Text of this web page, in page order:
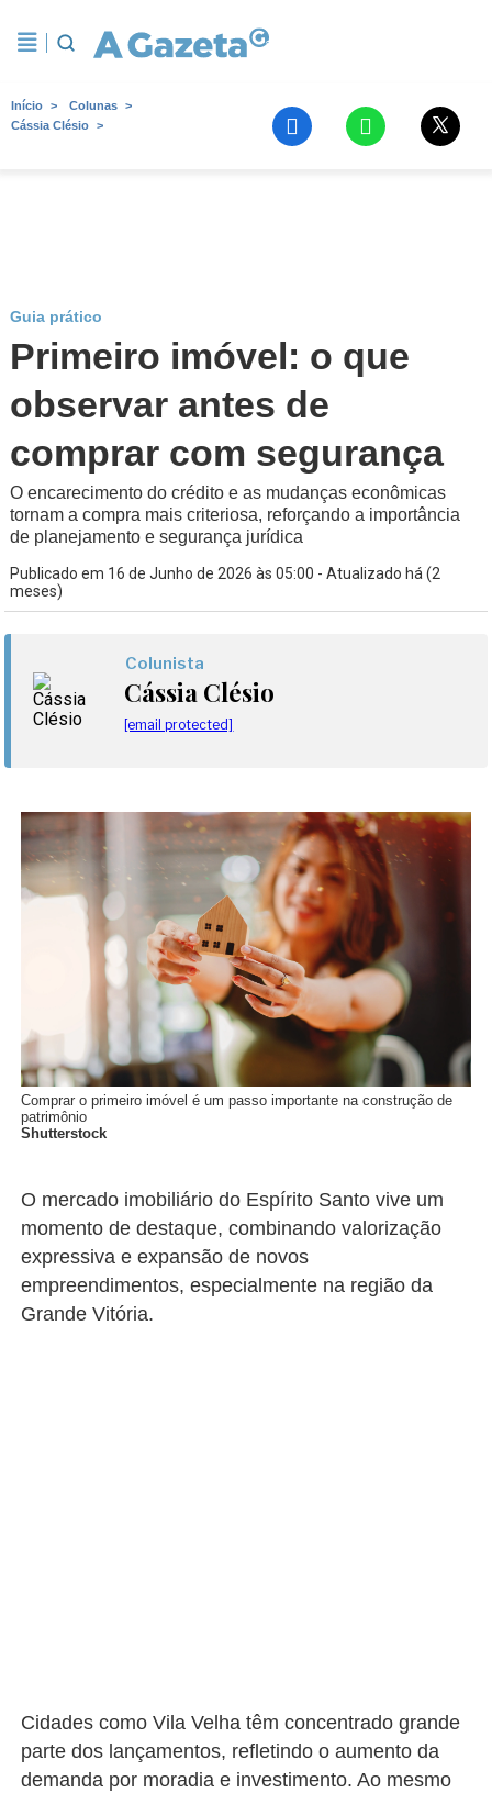
Início
Colunas
Cássia Clésio
Guia prático
Primeiro imóvel: o que
observar antes de
comprar com segurança
O encarecimento do crédito e as mudanças econômicas
tornam a compra mais criteriosa, reforçando a importância
de planejamento e segurança jurídica
Publicado em 16 de Junho de 2026 às 05:00 - Atualizado há (2
meses)
Colunista
Cássia Clésio
[email protected]
Comprar o primeiro imóvel é um passo importante na construção de
patrimônio
Shutterstock
O mercado imobiliário do Espírito Santo vive um
momento de destaque, combinando valorização
expressiva e expansão de novos
empreendimentos, especialmente na região da
Grande Vitória.
Cidades como Vila Velha têm concentrado grande
parte dos lançamentos, refletindo o aumento da
demanda por moradia e investimento. Ao mesmo